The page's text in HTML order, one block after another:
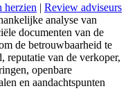
herzien | Review adviseurs
analyse van
documenten van de
de betrouwbaarheid te
reputatie van de verkoper,
openbare
en aandachtspunten